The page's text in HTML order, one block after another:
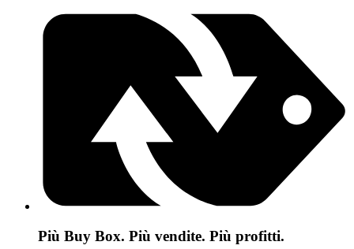
Più Buy Box. Più vendite. Più profitti.